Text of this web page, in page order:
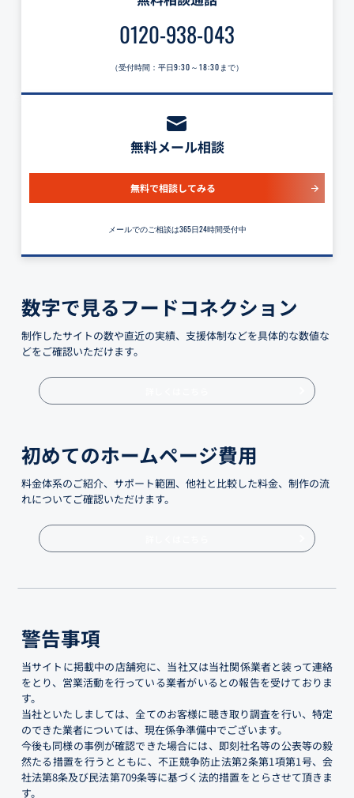
0120-938-043
（受付時間：平日9:30～18:30 まで）
無料メール相談
無料で相談してみる
メールでのご相談は365日24時間受付中
数字で見るフードコネクション
制作したサイトの数や直近の実績、支援体制などを具体的な数値な
どをご確認いただけます。
初めてのホームページ費用
料金体系のご紹介、サポート範囲、他社と比較した料金、制作の流
れについてご確認いただけます。
警告事項
当サイトに掲載中の店舗宛に、当社又は当社関係業者と装って連絡
をとり、営業活動を行っている業者がいるとの報告を受けておりま
す。
当社といたしましては、全てのお客様に聴き取り調査を行い、特定
のできた業者については、現在係争準備中でございます。
今後も同様の事例が確認できた場合には、即刻社名等の公表等の毅
然たる措置を行うとともに、不正競争防止法第2条第1項第1号、会
社法第8条及び民法第709条等に基づく法的措置をとらさせて頂きま
す。